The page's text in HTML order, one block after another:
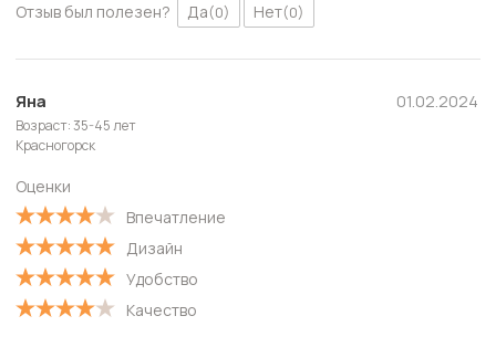
Отзыв был полезен? Да(0) Нет(0)
Яна
Возраст: 35-45 лет
Красногорск
Оценки
Впечатление
Дизайн
Удобство
Качество
01.02.2024